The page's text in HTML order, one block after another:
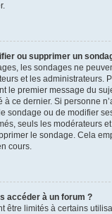
ou supprimer un
les sondages ne
et les administrateurs.
le premier message du
ce dernier. Si personne
sondage ou de modifier
seuls les modérateurs
le sondage. Cela
cours.
accéder à un forum ?
être limités à certains